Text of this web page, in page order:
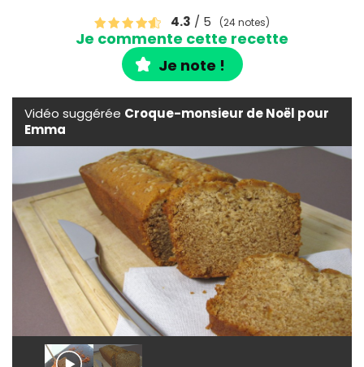
4.3 / 5 (24 notes)
Je commente cette recette
Je note !
Vidéo suggérée Croque-monsieur de Noël pour
Emma